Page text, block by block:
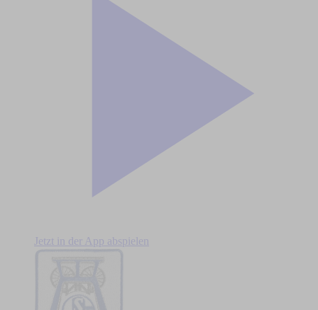
Jetzt in der App abspielen